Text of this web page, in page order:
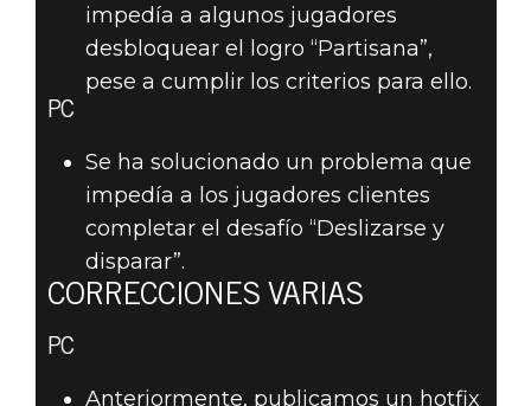
impedía a algunos jugadores
desbloquear el logro “Partisana”,
pese a cumplir los criterios para ello.
PC
Se ha solucionado un problema que
impedía a los jugadores clientes
completar el desafío “Deslizarse y
disparar”.
CORRECCIONES VARIAS
PC
Anteriormente, publicamos un hotfix